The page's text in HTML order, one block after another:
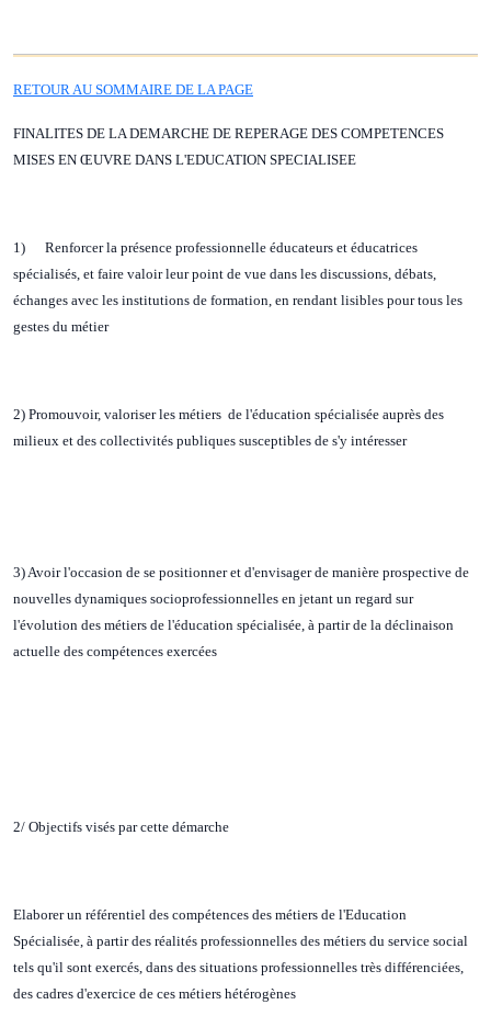
RETOUR AU SOMMAIRE DE LA PAGE
FINALITES DE LA DEMARCHE DE REPERAGE DES COMPETENCES
MISES EN ŒUVRE DANS L'EDUCATION SPECIALISEE
1) Renforcer la présence professionnelle éducateurs et éducatrices
spécialisés, et faire valoir leur point de vue dans les discussions, débats,
échanges avec les institutions de formation, en rendant lisibles pour tous les
gestes du métier
2) Promouvoir, valoriser les métiers de l'éducation spécialisée auprès des
milieux et des collectivités publiques susceptibles de s'y intéresser
3) Avoir l'occasion de se positionner et d'envisager de manière prospective de
nouvelles dynamiques socioprofessionnelles en jetant un regard sur
l'évolution des métiers de l'éducation spécialisée, à partir de la déclinaison
actuelle des compétences exercées
2/ Objectifs visés par cette démarche
Elaborer un référentiel des compétences des métiers de l'Education
Spécialisée, à partir des réalités professionnelles des métiers du service social
tels qu'il sont exercés, dans des situations professionnelles très différenciées,
des cadres d'exercice de ces métiers hétérogènes